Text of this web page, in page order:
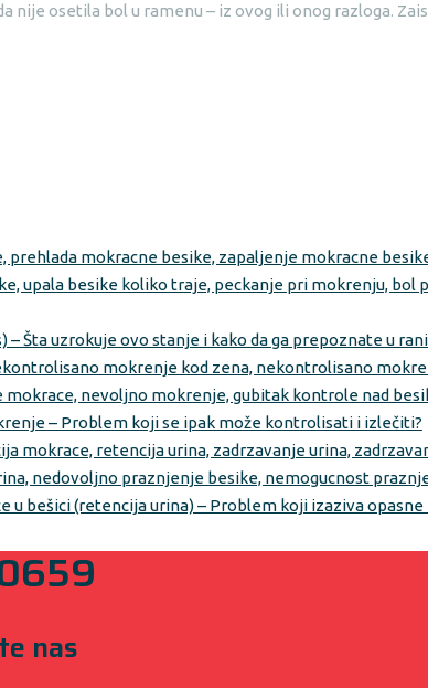
nije osetila bol u ramenu – iz ovog ili onog razloga.
– Šta uzrokuje ovo stanje i kako da ga prepoznate u
– Problem koji se ipak može kontrolisati i izlečiti?
u bešici (retencija urina) – Problem koji izaziva
nas